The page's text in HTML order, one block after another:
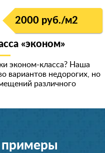
2000 руб./м2
«эконом»
эконом-класса? Наша
вариантов недорогих, но
различного
примеры